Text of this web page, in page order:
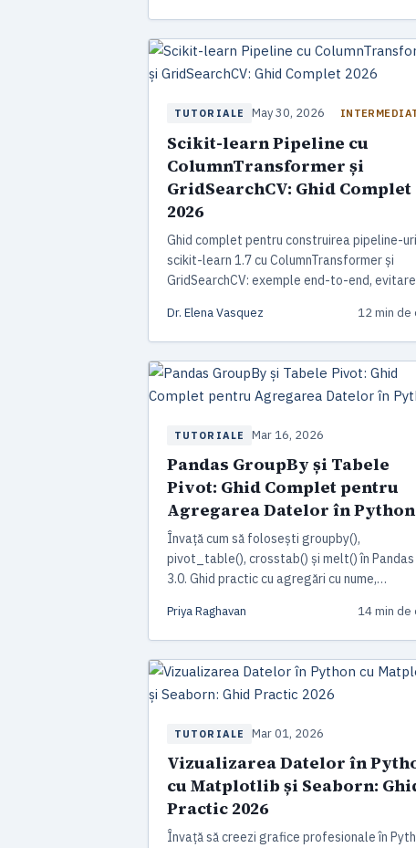
TUTORIALE May 30, 2026
Scikit-learn Pipeline cu
ColumnTransformer și
GridSearchCV: Ghid Complet
2026
Ghid complet pentru construirea pipeline-
scikit-learn 1.7 cu ColumnTransformer și
GridSearchCV: exemple end-to-end,
Dr. Elena Vasquez 12 min de
TUTORIALE Mar 16, 2026
Pandas GroupBy și Tabele
Pivot: Ghid Complet pentru
Agregarea Datelor în Python
Învață cum să folosești groupby(),
pivot_table(), crosstab() și melt() în Pandas
3.0. Ghid practic cu agregări cu nume,
pentru seturi mari de date.
Priya Raghavan 14 min de
TUTORIALE Mar 01, 2026
Vizualizarea Datelor în
cu Matplotlib și Seaborn:
Practic 2026
Învață să creezi grafice profesionale în